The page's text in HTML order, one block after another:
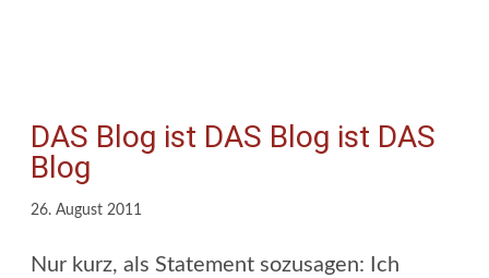
DAS Blog ist DAS Blog ist DAS
Blog
26. August 2011
Nur kurz, als Statement sozusagen: Ich